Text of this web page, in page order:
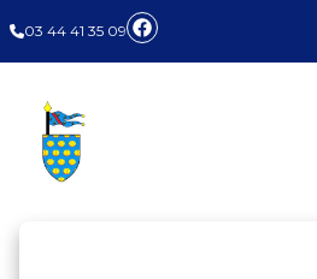
03 44 41 35 09
Panneau de gestion des cookies